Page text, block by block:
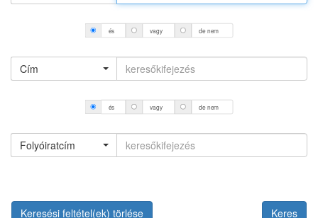
és vagy de nem
Cím
és vagy de nem
Folyóiratcím
Keresési feltétel(ek) törlése